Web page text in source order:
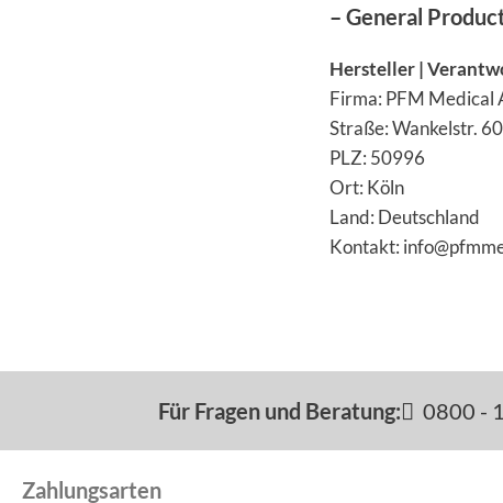
– General
Hersteller |
Firma: PFM Medical
Straße: Wankelstr. 60
PLZ: 50996
Ort: Köln
Land: Deutschland
Kontakt:
Für Fragen und Beratung: 0800 -
Zahlungsarten